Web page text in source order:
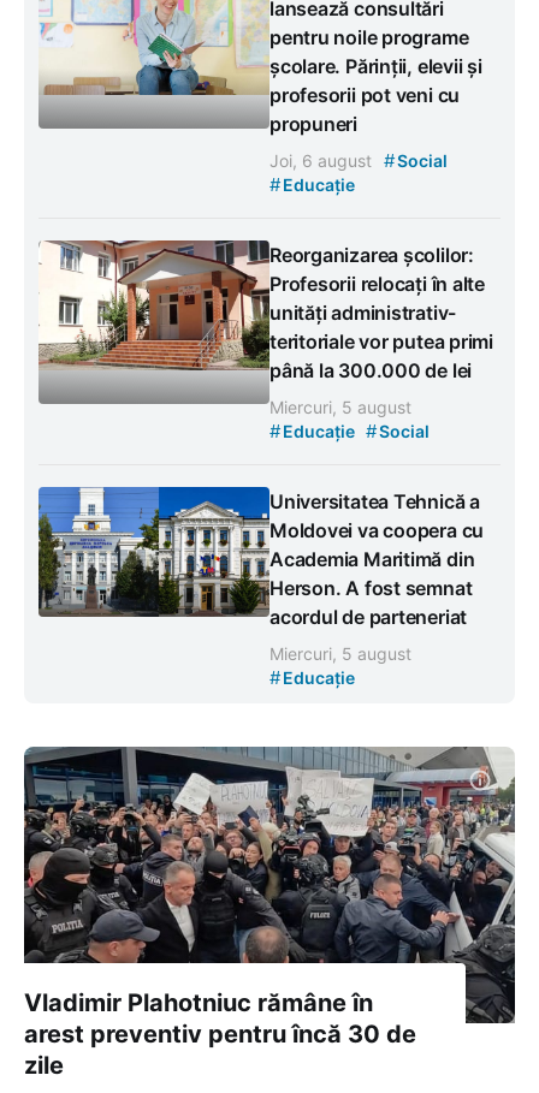
lansează consultări
pentru noile programe
școlare. Părinții, elevii și
profesorii pot veni cu
propuneri
Joi, 6 august #Social
#Educație
Reorganizarea școlilor:
Profesorii relocați în alte
unități administrativ-
teritoriale vor putea primi
până la 300.000 de lei
Miercuri, 5 august
#Educație #Social
Universitatea Tehnică a
Moldovei va coopera cu
Academia Maritimă din
Herson. A fost semnat
acordul de parteneriat
Miercuri, 5 august
#Educație
Vladimir Plahotniuc rămâne în
arest preventiv pentru încă 30 de
zile